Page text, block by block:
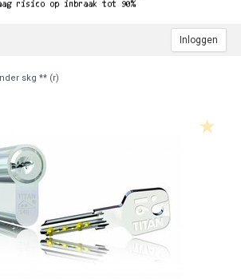
Inloggen
skg ** (r)